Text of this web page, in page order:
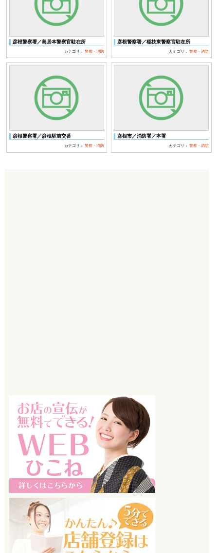
彦根警察署／鳥居本警察官駐在所
カテゴリ：警察・消防
彦根警察署／稲枝東警察官駐在所
カテゴリ：警察・消防
彦根警察署／彦根駅前交番
カテゴリ：警察・消防
彦根市／消防署／本署
カテゴリ：警察・消防